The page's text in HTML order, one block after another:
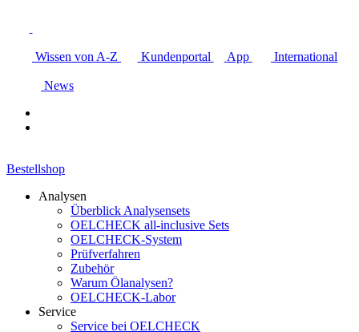
Wissen von A-Z Kundenportal App International
News
Bestellshop
Analysen
Überblick Analysensets
OELCHECK all-inclusive Sets
OELCHECK-System
Prüfverfahren
Zubehör
Warum Ölanalysen?
OELCHECK-Labor
Service
Service bei OELCHECK